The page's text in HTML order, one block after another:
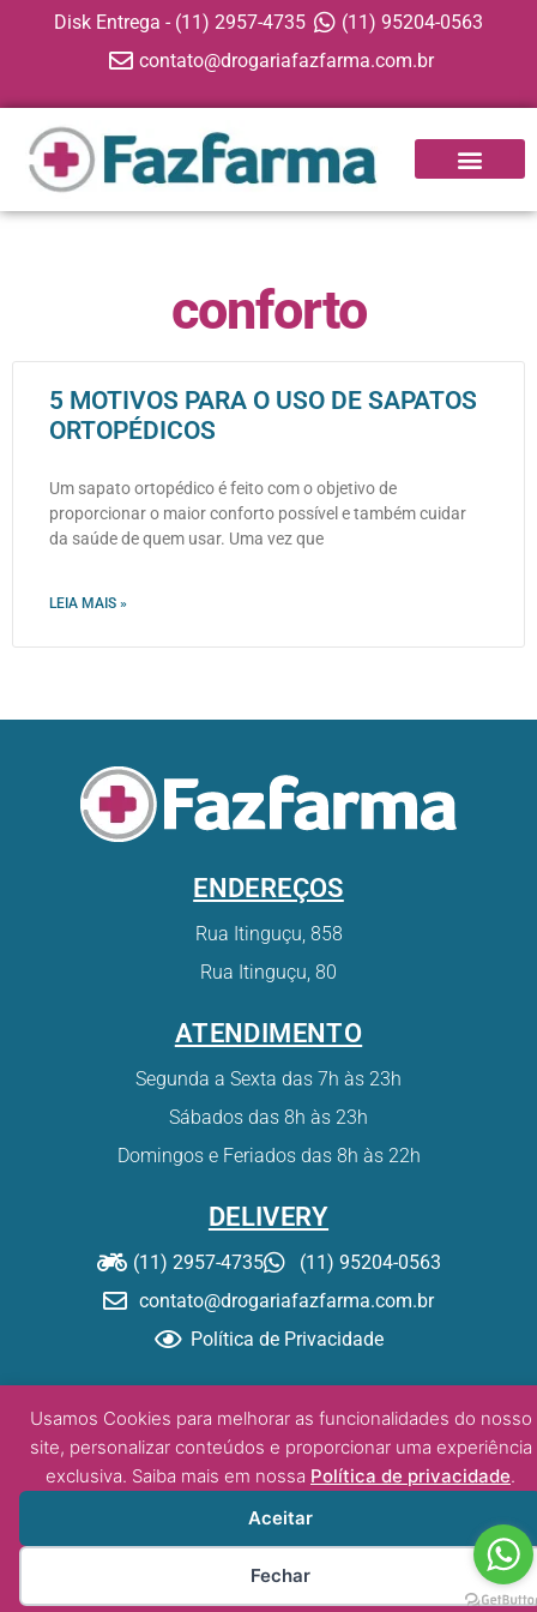
Usamos Cookies para melhorar as funcionalidades do nosso
site, personalizar conteúdos e proporcionar uma experiência
exclusiva. Saiba mais em nossa Política de privacidade.
Aceitar
Fechar
Disk Entrega - (11) 2957-4735
(11) 95204-0563
contato@drogariafazfarma.com.br
conforto
5 MOTIVOS PARA O USO DE SAPATOS
ORTOPÉDICOS
Um sapato ortopédico é feito com o objetivo de
proporcionar o maior conforto possível e também cuidar
da saúde de quem usar. Uma vez que
LEIA MAIS »
ENDEREÇOS
Rua Itinguçu, 858
Rua Itinguçu, 80
ATENDIMENTO
Segunda a Sexta das 7h às 23h
Sábados das 8h às 23h
Domingos e Feriados das 8h às 22h
DELIVERY
(11) 2957-4735
(11) 95204-0563
contato@drogariafazfarma.com.br
Política de Privacidade
Desenvolvido por:
DW/tz